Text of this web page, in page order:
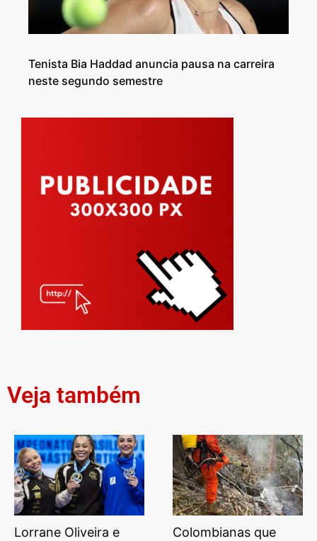
Tenista Bia Haddad anuncia pausa na carreira
neste segundo semestre
Veja também
Lorrane Oliveira e
Colombianas que